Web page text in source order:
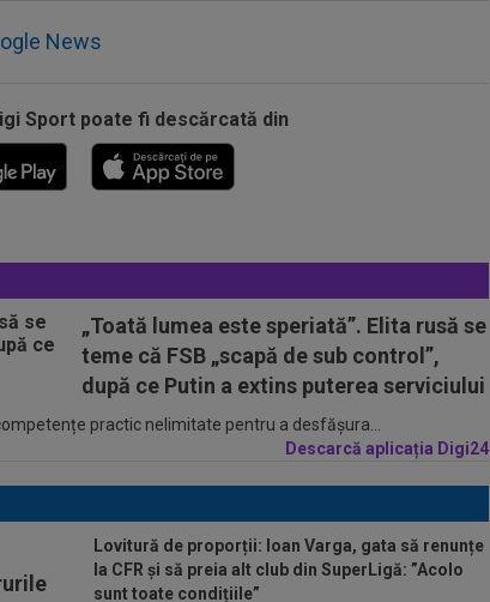
News
Sport poate fi descărcată din
„Toată lumea este speriată”. Elita rusă se
teme că FSB „scapă de sub control”,
după ce Putin a extins puterea serviciului
practic nelimitate pentru a desfășura...
Descarcă aplicația Digi24
Lovitură de proporții: Ioan Varga, gata să renunțe
la CFR și să preia alt club din SuperLigă: ”Acolo
sunt toate condițiile”